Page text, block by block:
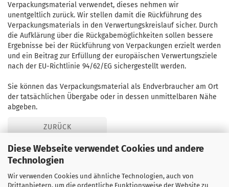
Diese Webseite verwendet Cookies und andere
Technologien
Wir verwenden Cookies und ähnliche Technologien, auch von
Drittanbietern, um die ordentliche Funktionsweise der Website zu
Verpackungsmaterial verwendet, dieses nehmen wir
unentgeltlich zurück. Wir stellen damit die Rückführung des
Verpackungsmaterials in den Verwertungskreislauf sicher. Durch
die Aufklärung über die Rückgabemöglichkeiten sollen bessere
Ergebnisse bei der Rückführung von Verpackungen erzielt werden
und ein Beitrag zur Erfüllung der europäischen Verwertungsziele
nach der EU-Richtlinie 94/62/EG sichergestellt werden.
Sie können das Verpackungsmaterial als Endverbraucher am Ort
der tatsächlichen Übergabe oder in dessen unmittelbaren Nähe
abgeben.
ZURÜCK